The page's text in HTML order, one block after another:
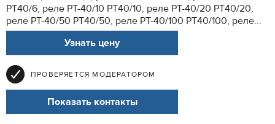
РТ40/6, реле РТ-40/10 РТ40/10, реле РТ-40/20 РТ40/20,
реле РТ-40/50 РТ40/50, реле РТ-40/100 РТ40/100, реле...
Узнать цену
ПРОВЕРЯЕТСЯ МОДЕРАТОРОМ
Показать контакты